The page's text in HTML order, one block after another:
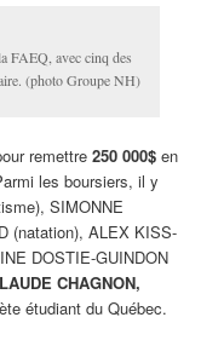
FAEQ, avec cinq des
(photo Groupe NH)
remettre 250 000$ en
les boursiers, il y
SIMONNE
(natation), ALEX KISS-
DOSTIE-GUINDON
CHAGNON,
étudiant du Québec.